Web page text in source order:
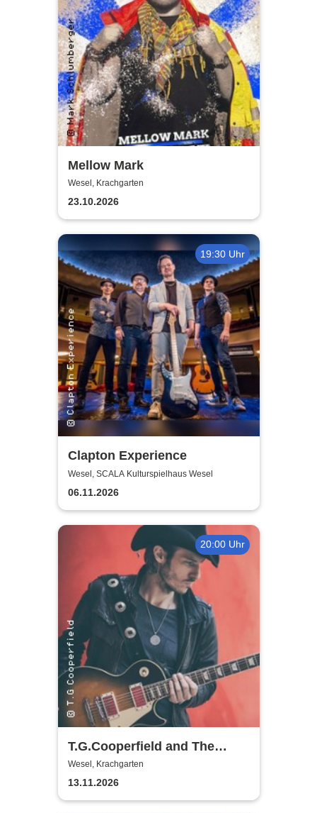
Mellow Mark
Wesel, Krachgarten
23.10.2026
19:30 Uhr
Clapton Experience
Wesel, SCALA Kulturspielhaus Wesel
06.11.2026
20:00 Uhr
T.G.Cooperfield and The
Electric Band
Wesel, Krachgarten
13.11.2026